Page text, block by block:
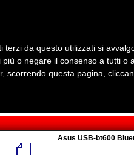
Cliente Servizi Company
Telefonia Audio Video
Asus USB-bt600
terzi da questo utilizzati si
più o negare il consenso a tutti o
scorrendo questa pagina,